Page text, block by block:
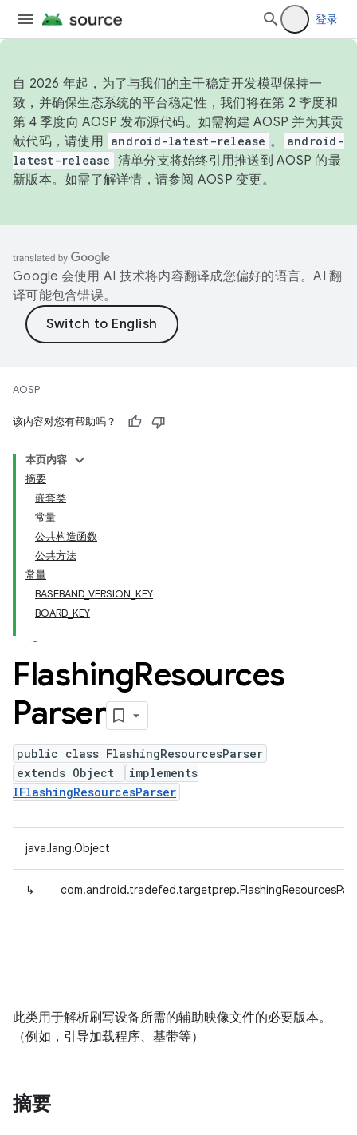
登录
自 2026 年起，为了与我们的主干稳定开发模型保持一
致，并确保生态系统的平台稳定性，我们将在第 2 季度和
第 4 季度向 AOSP 发布源代码。如需构建 AOSP 并为其贡
献代码，请使用 android-latest-release 。
android-
latest-release 清单分支将始终引用推送到 AOSP 的最
新版本。如需了解详情，请参阅 AOSP 变更。
Google 会使用 AI 技术将内容翻译成您偏好的语言。AI 翻
译可能包含错误。
AOSP
该内容对您有帮助吗？
本页内容
摘要
嵌套类
常量
公共构造函数
公共方法
常量
BASEBAND_VERSION_KEY
BOARD_KEY
FlashingResources
Parser
public class FlashingResourcesParser
extends Object
implements
IFlashingResourcesParser
java.lang.Object
↳
此类用于解析刷写设备所需的辅助映像文件的必要版本。
（例如，引导加载程序、基带等）
摘要